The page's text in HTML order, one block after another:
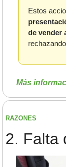
de vender
Más
RAZONES
2. Falta